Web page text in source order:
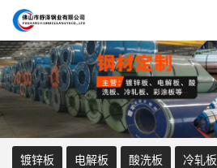
镀锌板 电解板 酸洗板 冷轧板